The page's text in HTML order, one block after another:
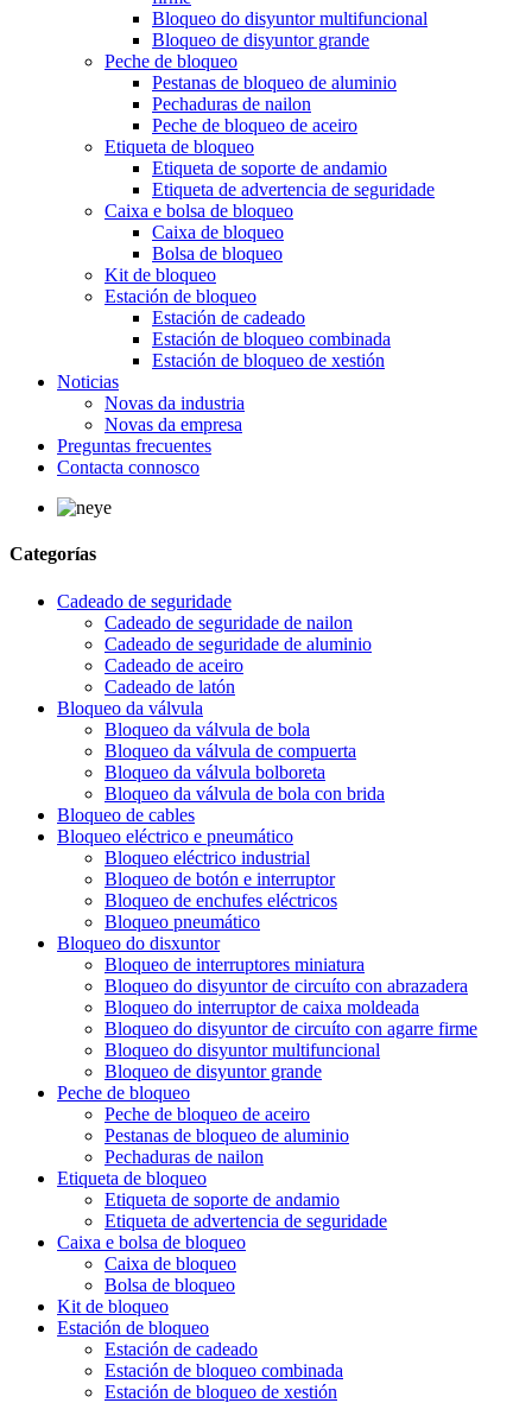
Bloqueo do disyuntor multifuncional
Bloqueo de disyuntor grande
Peche de bloqueo
Pestanas de bloqueo de aluminio
Pechaduras de nailon
Peche de bloqueo de aceiro
Etiqueta de bloqueo
Etiqueta de soporte de andamio
Etiqueta de advertencia de seguridade
Caixa e bolsa de bloqueo
Caixa de bloqueo
Bolsa de bloqueo
Kit de bloqueo
Estación de bloqueo
Estación de cadeado
Estación de bloqueo combinada
Estación de bloqueo de xestión
Noticias
Novas da industria
Novas da empresa
Preguntas frecuentes
Contacta connosco
Categorías
Cadeado de seguridade
Cadeado de seguridade de nailon
Cadeado de seguridade de aluminio
Cadeado de aceiro
Cadeado de latón
Bloqueo da válvula
Bloqueo da válvula de bola
Bloqueo da válvula de compuerta
Bloqueo da válvula bolboreta
Bloqueo da válvula de bola con brida
Bloqueo de cables
Bloqueo eléctrico e pneumático
Bloqueo eléctrico industrial
Bloqueo de botón e interruptor
Bloqueo de enchufes eléctricos
Bloqueo pneumático
Bloqueo do disxuntor
Bloqueo de interruptores miniatura
Bloqueo do disyuntor de circuíto con abrazadera
Bloqueo do interruptor de caixa moldeada
Bloqueo do disyuntor de circuíto con agarre firme
Bloqueo do disyuntor multifuncional
Bloqueo de disyuntor grande
Peche de bloqueo
Peche de bloqueo de aceiro
Pestanas de bloqueo de aluminio
Pechaduras de nailon
Etiqueta de bloqueo
Etiqueta de soporte de andamio
Etiqueta de advertencia de seguridade
Caixa e bolsa de bloqueo
Caixa de bloqueo
Bolsa de bloqueo
Kit de bloqueo
Estación de bloqueo
Estación de cadeado
Estación de bloqueo combinada
Estación de bloqueo de xestión